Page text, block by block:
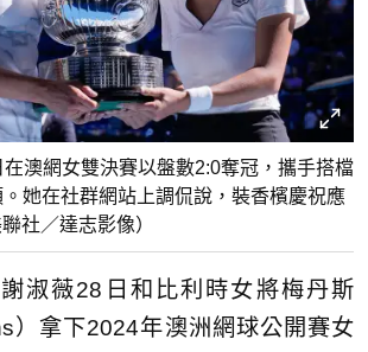
澳網女雙決賽以盤數2:0奪冠，攜手搭檔
她在社群網站上調侃說，裝香檳慶祝應
社／達志影像）
淑薇28日和比利時女將梅丹斯
）拿下2024年澳洲網球公開賽女